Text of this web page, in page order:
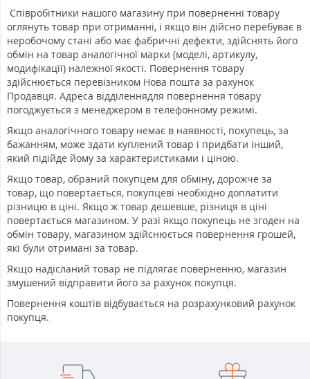
Співробітники нашого магазину при поверненні товару
оглянуть товар при отриманні, і якщо він дійсно перебуває в
неробочому стані або має фабричні дефекти, здійснять його
обмін на товар аналогічної марки (моделі, артикулу,
модифікації) належної якості. Повернення товару
здійснюється перевізником Нова пошта за рахунок
Продавця. Адреса відділеннядля повернення товару
погоджується з менеджером в телефонному режимі.
Якщо аналогічного товару немає в наявності, покупець, за
бажанням, може здати куплений товар і придбати інший,
який підійде йому за характеристиками і ціною.
Якщо товар, обраний покупцем для обміну, дорожче за
товар, що повертається, покупцеві необхідно доплатити
різницю в ціні. Якщо ж товар дешевше, різниця в ціні
повертається магазином. У разі якщо покупець не згоден на
обмін товару, магазином здійснюється повернення грошей,
які були отримані за товар.
Якщо надісланий товар не підлягає поверненню, магазин
змушений відправити його за рахунок покупця.
Повернення коштів відбувається на розрахунковий рахунок
покупця.